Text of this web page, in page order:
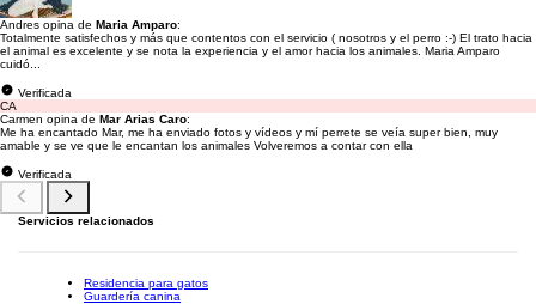
Andres opina de Maria Amparo:
Totalmente satisfechos y más que contentos con el servicio ( nosotros y el perro :-) El trato hacia
el animal es excelente y se nota la experiencia y el amor hacia los animales. Maria Amparo
cuidó...
Verificada
CA
Carmen opina de Mar Arias Caro:
Me ha encantado Mar, me ha enviado fotos y vídeos y mí perrete se veía super bien, muy
amable y se ve que le encantan los animales Volveremos a contar con ella
Verificada
Servicios relacionados
Residencia para gatos
Guardería canina